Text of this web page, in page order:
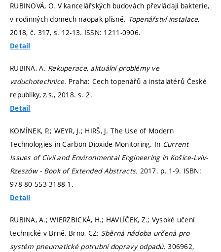
RUBINOVÁ, O. V kancelářských budovách převládají bakterie,
v rodinných domech naopak plísně. Topenářství instalace,
2018, č. 317, s. 12-13. ISSN: 1211-0906.
Detail
RUBINA, A. Rekuperace, aktuální problémy ve
vzduchotechnice. Praha: Cech topenářů a instalatérů České
republiky, z.s., 2018.s. 2.
Detail
KOMÍNEK, P.; WEYR, J.; HIRŠ, J. The Use of Modern
Technologies in Carbon Dioxide Monitoring. In Current
Issues of Civil and Environmental Engineering in Košice-Lviv-
Rzeszów - Book of Extended Abstracts. 2017. p. 1-9. ISBN:
978-80-553-3188-1.
Detail
RUBINA, A.; WIERZBICKÁ, H.; HAVLÍČEK, Z.; Vysoké učení
technické v Brně, Brno, CZ: Sběrná nádoba určená pro
systém pneumatické potrubní dopravy odpadů. 306962,